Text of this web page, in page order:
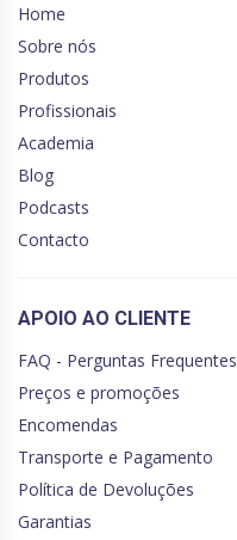
Home
Sobre nós
Produtos
Profissionais
Academia
Blog
Podcasts
Contacto
APOIO AO CLIENTE
FAQ - Perguntas Frequentes
Preços e promoções
Encomendas
Transporte e Pagamento
Política de Devoluções
Garantias